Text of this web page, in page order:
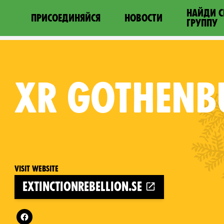
ПРИСОЕДИНЯЙСЯ НОВОСТИ
НАЙДИ
ГРУППУ
XR
Visit website
extinctionrebellion.se
Follow XR Gothenburg on